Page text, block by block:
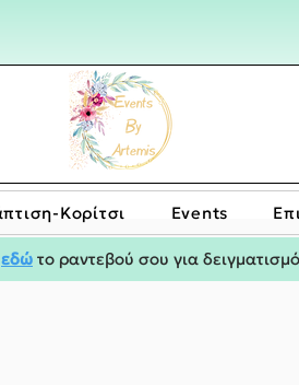
Κορίτσι Events
εδώ το ραντεβού σου για δειγματισμό